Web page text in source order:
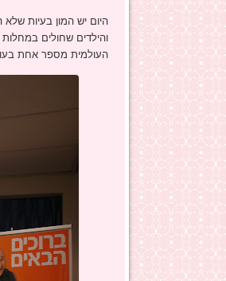
היום יש המון בעיות
והילדים שחולים
העולמית מספר אחת